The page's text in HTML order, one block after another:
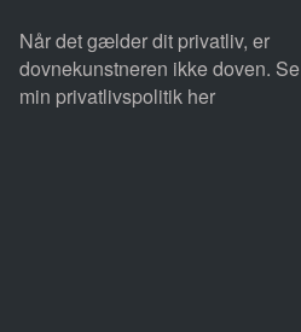
Når det gælder dit privatliv, er
dovnekunstneren ikke doven. Se
min privatlivspolitik her